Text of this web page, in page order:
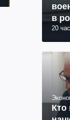
в
20
Кто